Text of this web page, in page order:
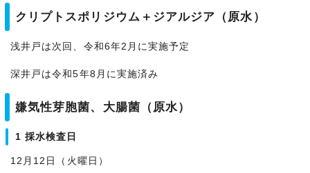
クリプトスポリジウム＋ジアルジア（原水）
浅井戸は次回、令和6年2月に実施予定
深井戸は令和5年8月に実施済み
嫌気性芽胞菌、大腸菌（原水）
1 採水検査日
12月12日（火曜日）